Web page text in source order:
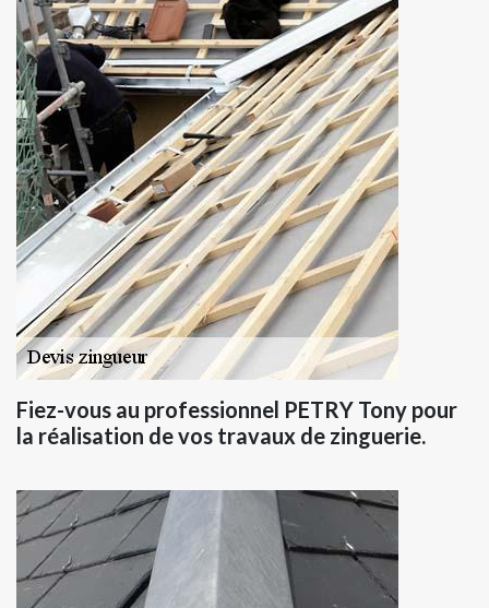
Fiez-vous au professionnel PETRY Tony pour
la réalisation de vos travaux de zinguerie.